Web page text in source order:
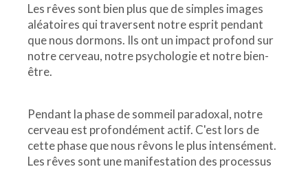
Les rêves sont bien plus que de simples images
aléatoires qui traversent notre esprit pendant
que nous dormons. Ils ont un impact profond sur
notre cerveau, notre psychologie et notre bien-
être.
Pendant la phase de sommeil paradoxal, notre
cerveau est profondément actif. C'est lors de
cette phase que nous rêvons le plus intensément.
Les rêves sont une manifestation des processus